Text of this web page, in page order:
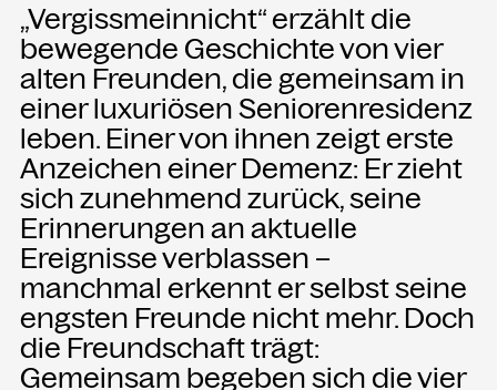
NEWSLETTER
Einmal wöchentlich informieren wir
über aktuelle Events in der
Kammgarn. Jetzt anmelden und
nichts mehr verpassen.
ANMELDEN
„Vergissmeinnicht“ erzählt die
bewegende Geschichte von vier
alten Freunden, die gemeinsam in
einer luxuriösen Seniorenresidenz
leben. Einer von ihnen zeigt erste
Anzeichen einer Demenz: Er zieht
sich zunehmend zurück, seine
Erinnerungen an aktuelle
Ereignisse verblassen –
manchmal erkennt er selbst seine
engsten Freunde nicht mehr. Doch
die Freundschaft trägt:
Gemeinsam begeben sich die vier